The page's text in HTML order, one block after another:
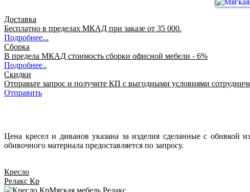
Доставка
Бесплатно в пределах МКАД при заказе от 35 000.
Подробнее...
Сборка
В предела МКАД стоимость сборки офисной мебели - 6%
Подробнее..
Скидки
Отправьте запрос и получите КП с выгодными условиями
Отправить
Цена кресел и диванов указана за изделия сделанные с обивкой
обивочного материала предоставляется по запросу.
Кресло
Релакс Кр